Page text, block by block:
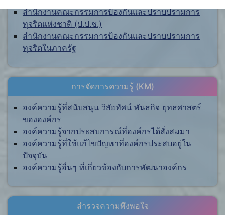
สำนักงานคณะกรรมการป้องกันและปราบปรามการ
ทุจริตแห่งชาติ (ป.ป.ช.)
สำนักงานคณะกรรมการป้องกันและปราบปรามการ
ทุจริตในภาครัฐ
การจัดการความรู้ (KM)
องค์ความรู้ที่สนับสนุน วิสัยทัศน์ พันธกิจ ยุทธศาสตร์
ขององค์กร
องค์ความรู้จากประสบการณ์ที่องค์กรได้สั่งสมมา
องค์ความรู้ที่ใช้แก้ไขปัญหาที่องค์กรประสบอยู่ใน
ปัจจุบัน
องค์ความรู้อื่นๆ ที่เกี่ยวข้องกับการพัฒนาองค์กร
สำรวจความพึงพอใจ